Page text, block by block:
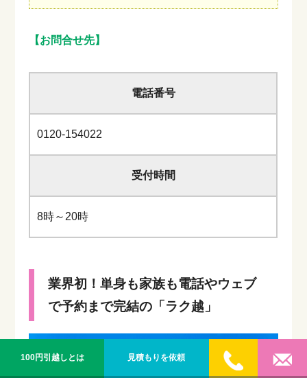
【お問合せ先】
電話番号
0120-154022
受付時間
8時～20時
業界初！単身も家族も電話やウェブ
で予約まで完結の「ラク越」
100円引越しとは 見積もりを依頼